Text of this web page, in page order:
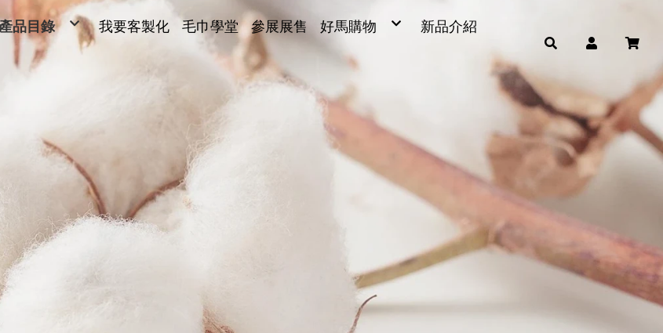
品目錄
運動毛巾、麻紗巾
旅行用品
客製化(緹花/純棉印刷)
客製化2(超細纖維)
客製化3(超細纖維)
我要客製化 毛巾學堂 參展展售 好馬購物
新品介紹